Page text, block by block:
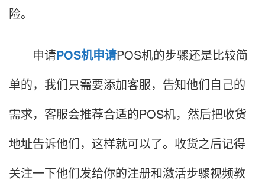
险。
申请POS机申请POS机的步骤还是比较简
单的，我们只需要添加客服，告知他们自己的
需求，客服会推荐合适的POS机，然后把收货
地址告诉他们，这样就可以了。收货之后记得
关注一下他们发给你的注册和激活步骤视频教